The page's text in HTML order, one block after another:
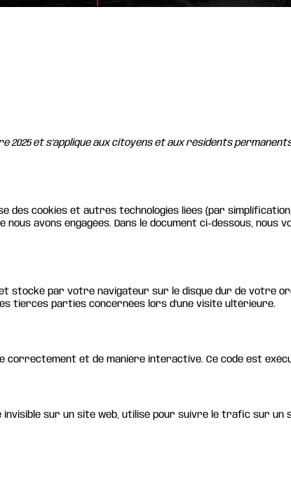
et s’applique aux citoyens et aux résidents permanents
des cookies et autres technologies liées (par
avons engagées. Dans le document ci-dessous, nous
stocké par votre navigateur sur le disque dur de votre
tierces parties concernées lors d’une visite ultérieure.
correctement et de manière interactive. Ce code est
invisible sur un site web, utilisé pour suivre le trafic sur